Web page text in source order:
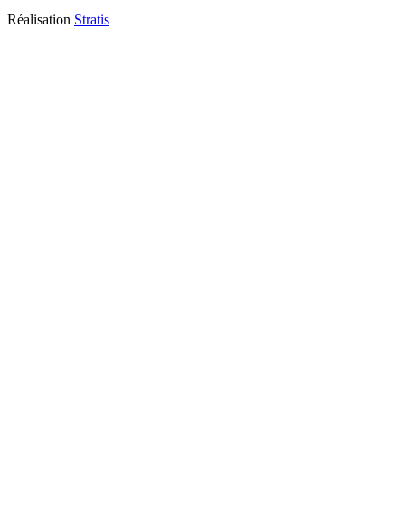
Réalisation Stratis